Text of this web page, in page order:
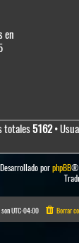
en
totales5162•
Desarrollado porphpBB®
UTC-04:00 Borrar